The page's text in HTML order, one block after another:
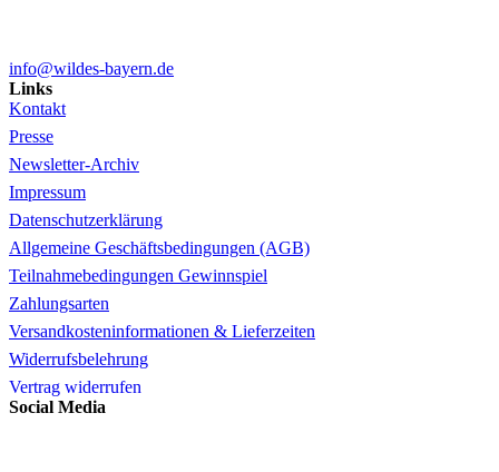
info@wildes-bayern.de
Links
Kontakt
Presse
Newsletter-Archiv
Impressum
Datenschutzerklärung
Allgemeine Geschäftsbedingungen (AGB)
Teilnahmebedingungen Gewinnspiel
Zahlungsarten
Versandkosteninformationen & Lieferzeiten
Widerrufsbelehrung
Vertrag widerrufen
Social Media